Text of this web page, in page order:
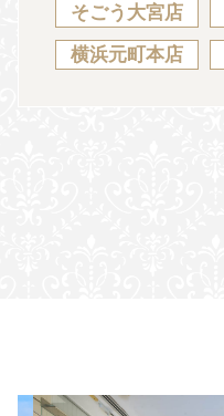
そごう大宮店
横浜元町本店